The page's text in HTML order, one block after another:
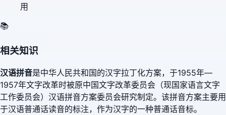
用
📚
相关知识
汉语拼音是中华人民共和国的汉字拉丁化方案，于1955年—
1957年文字改革时被原中国文字改革委员会（现国家语言文字
工作委员会）汉语拼音方案委员会研究制定。该拼音方案主要用
于汉语普通话读音的标注，作为汉字的一种普通话音标。